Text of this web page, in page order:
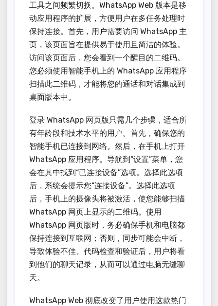
工具之间频繁切换。WhatsApp Web 版本是移
动应用程序的扩展，方便用户在多任务处理时
保持连接。首先，用户需要访问 WhatsApp 主
页，该页面旨在提供易于使用且简洁的体验。
访问该页面后，您会看到一个醒目的二维码。
您必须使用智能手机上的 WhatsApp 应用程序
扫描此二维码，才能将您的通话和对话集成到
桌面版本中。
登录 WhatsApp 网页版只需几个步骤，适合所
有年龄段和技术水平的用户。首先，确保您的
智能手机已连接到网络。然后，在手机上打开
WhatsApp 应用程序。导航到“设置”菜单，您
会在其中找到“已连接设备”选项。选择此选项
后，系统会提示您“连接设备”。选择此选项
后，手机上的摄像头将被激活，使您能够扫描
WhatsApp 网页上显示的二维码。使用
WhatsApp 网页版时，务必确保手机和电脑都
保持连接到互联网；否则，同步可能会中断，
导致体验不佳。代码检查和验证后，用户将看
到他们的聊天记录，从而可以通过电脑无缝聊
天。
WhatsApp Web 彻底改变了用户使用这款热门